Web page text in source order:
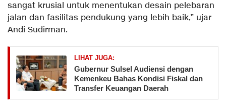
sangat krusial untuk menentukan desain pelebaran
jalan dan fasilitas pendukung yang lebih baik,” ujar
Andi Sudirman.
LIHAT JUGA:
Gubernur Sulsel Audiensi dengan
Kemenkeu Bahas Kondisi Fiskal dan
Transfer Keuangan Daerah